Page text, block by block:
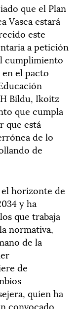
que el Plan
Vasca estará
este
a petición
cumplimiento
el pacto
Bildu, Ikoitz
que cumpla
que está
de lo
de
horizonte de
y ha
que trabaja
normativa,
de la
de
quien ha
convocado